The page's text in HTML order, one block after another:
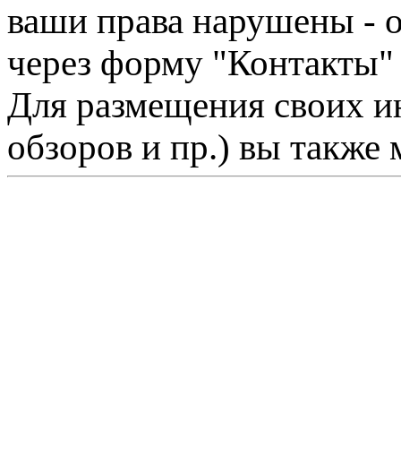
ваши права нарушены -
через форму "Контакты"
Для размещения своих
обзоров и пр.) вы также